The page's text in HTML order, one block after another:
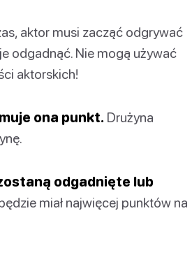
aktor musi zacząć odgrywać
odgadnąć. Nie mogą używać
aktorskich!
ona punkt. Drużyna
odgadnięte lub
miał najwięcej punktów na